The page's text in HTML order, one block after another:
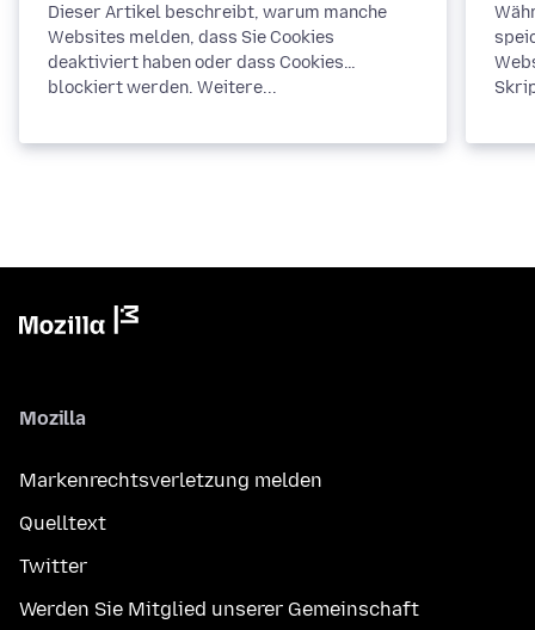
Dieser Artikel beschreibt, warum manche
Websites melden, dass Sie Cookies
deaktiviert haben oder dass Cookies
blockiert werden. Weitere...
Mozilla
Markenrechtsverletzung melden
Quelltext
Twitter
Werden Sie Mitglied unserer Gemeinschaft